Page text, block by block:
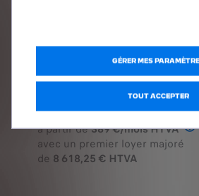
à partir de389 €/mois HTVA
avec un premier loyer majoré
de8 618,25 € HTVA